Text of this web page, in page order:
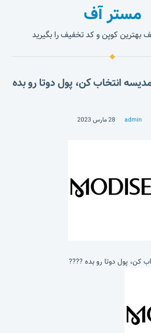
مستر آف
بهترین کوپن و کد تخفیف را بگیرید
انتخاب کن، پول دوتا رو بده
admin 28 مارس 2023
کن، پول دوتا رو بده ????